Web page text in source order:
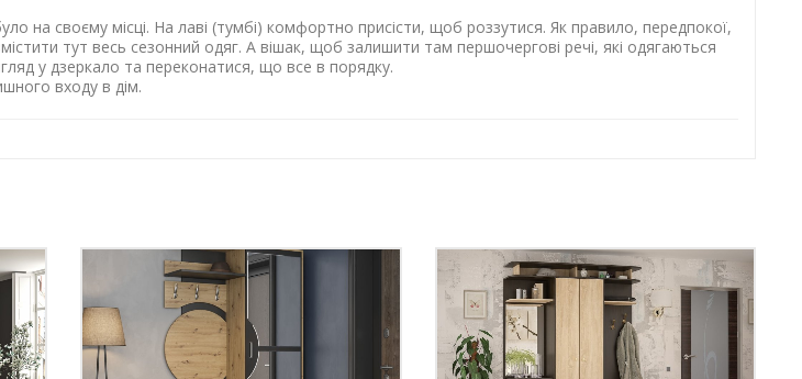
на своєму місці. На лаві (тумбі) комфортно присісти, щоб роззутися. Як правило, передпокої,
тут весь сезонний одяг. А вішак, щоб залишити там першочергові речі, які одягаються
у дзеркало та переконатися, що все в порядку.
входу в дім.